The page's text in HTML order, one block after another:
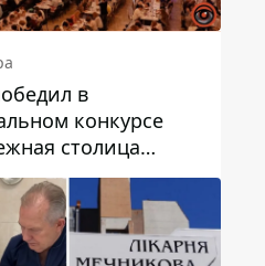
в
конкурсе
столица
– 2026"